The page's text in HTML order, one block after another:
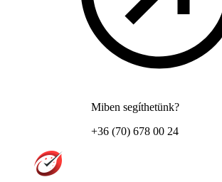
Miben segíthetünk?
+36 (70) 678 00 24